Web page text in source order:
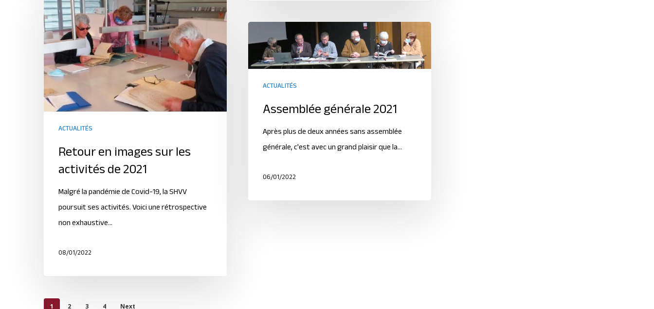
ACTUALITÉS
Retour en images sur les
activités de 2021
Malgré la pandémie de Covid-19, la SHVV
poursuit ses activités. Voici une rétrospective
non exhaustive…
08/01/2022
ACTUALITÉS
Assemblée générale 2021
Après plus de deux années sans assemblée
générale, c'est avec un grand plaisir que la…
06/01/2022
1 2 3 4 Next